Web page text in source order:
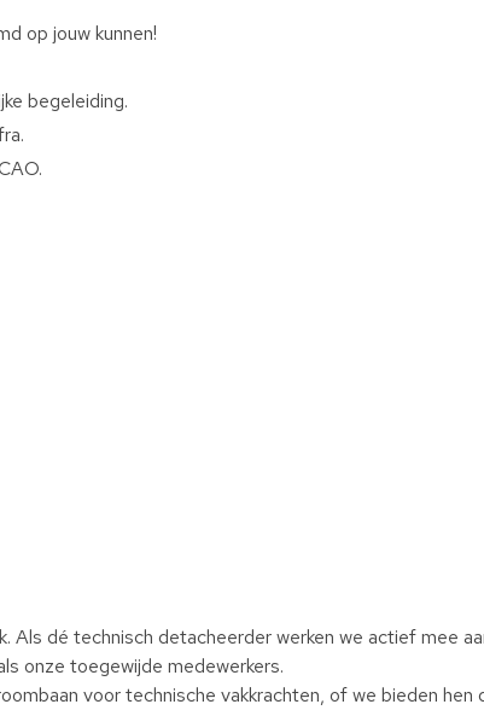
op jouw kunnen!
begeleiding.
Als dé technisch detacheerder werken we actief mee
onze toegewijde medewerkers.
voor technische vakkrachten, of we bieden